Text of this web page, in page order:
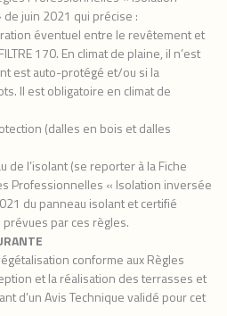
juin 2021 qui précise :
éventuel entre le revêtement et
170. En climat de plaine, il n’est
est auto-protégé et/ou si la
Il est obligatoire en climat de
(dalles en bois et dalles
de l’isolant (se reporter à la Fiche
Professionnelles « Isolation inversée
du panneau isolant et certifié
prévues par ces règles.
conforme aux Règles
et la réalisation des terrasses et
d’un Avis Technique validé pour cet